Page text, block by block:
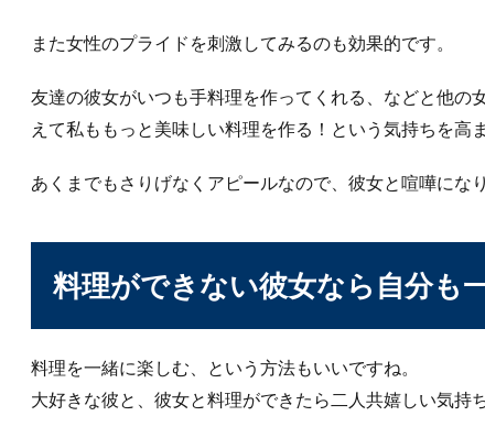
また女性のプライドを刺激してみるのも効果的です。
友達の彼女がいつも手料理を作ってくれる、などと他
えて私ももっと美味しい料理を作る！という気持ちを高
あくまでもさりげなくアピールなので、彼女と喧嘩にな
料理ができない彼女なら自分も
料理を一緒に楽しむ、という方法もいいですね。
大好きな彼と、彼女と料理ができたら二人共嬉しい気持